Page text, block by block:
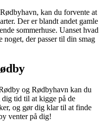
kan du forvente at
Der er blandt andet gamle
sommerhuse. Uanset hvad
der passer til din smag
og Rødbyhavn kan du
tid til at kigge på de
og gør dig klar til at finde
venter på dig!